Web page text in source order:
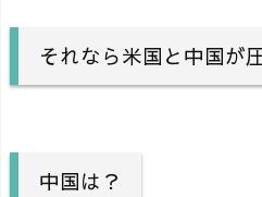
それなら米国と中国が
中国は？